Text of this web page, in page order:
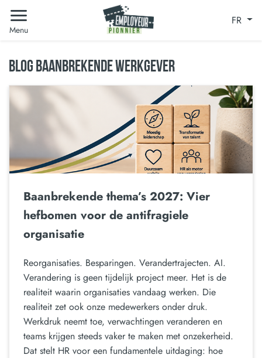
Menu
FR
BLOG BAANBREKENDE WERKGEVER
Baanbrekende thema’s 2027: Vier
hefbomen voor de antifragiele
organisatie
Reorganisaties. Besparingen. Verandertrajecten. AI.
Verandering is geen tijdelijk project meer. Het is de
realiteit waarin organisaties vandaag werken. Die
realiteit zet ook onze medewerkers onder druk.
Werkdruk neemt toe, verwachtingen veranderen en
teams krijgen steeds vaker te maken met onzekerheid.
Dat stelt HR voor een fundamentele uitdaging: hoe